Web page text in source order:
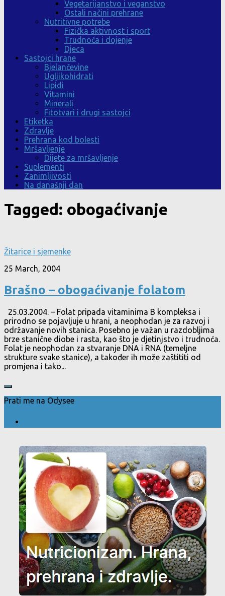
Vegetarijanstvo i veganstvo
Ostali načini prehrane
Nutritivne potrebe
Fizička aktivnost i sport
Trudnoća i dojenje
Djeca
Sastojci hrane
Bjelančevine
Ugljikohidrati
Lipidi
Vitamini
Minerali
Fitotvari i drugi sastojci
Etiketka
Zdravlje
Prehrana kod bolesti
Mršavljenje
Dijete za mršavljenje
Suplementi
Zanimljivosti
Na današnji dan
Tagged: obogaćivanje
Žitarice i sjemenke
25 March, 2004
Brašno – obogaćivanje folatom
25.03.2004. – Folat pripada vitaminima B kompleksa i
prirodno se pojavljuje u hrani, a neophodan je za razvoj i
održavanje novih stanica. Posebno je važan u razdobljima
brze stanične diobe i rasta, kao što je djetinjstvo i trudnoća.
Folat je neophodan za stvaranje DNA i RNA (temeljne
strukture svake stanice), a također ih može zaštititi od
promjena i tako...
Prati me na Odysee